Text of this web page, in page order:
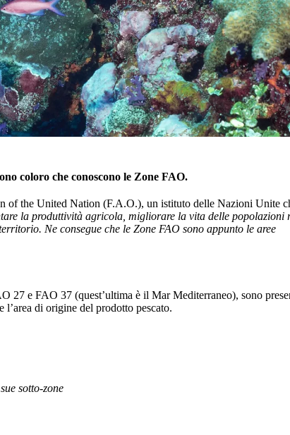
coloro che conoscono le Zone FAO.
of the United Nation (F.A.O.), un istituto delle Nazioni Unite
la produttività agricola, migliorare la vita delle popolazioni
Ne consegue che le Zone FAO sono appunto le aree
27 e FAO 37 (quest’ultima è il Mar Mediterraneo), sono
di origine del prodotto pescato.
sotto-zone